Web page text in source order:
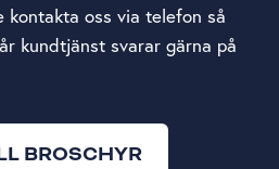
kontakta oss via telefon så
kundtjänst svarar gärna på
BROSCHYR